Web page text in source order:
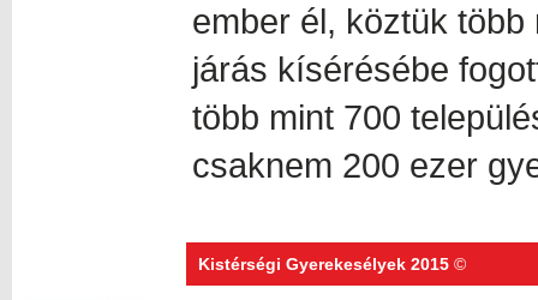
ember él, köztük
járás kísérésébe
több mint 700
csaknem 200 ezer
Kistérségi Gyerekesélyek 2015 ©